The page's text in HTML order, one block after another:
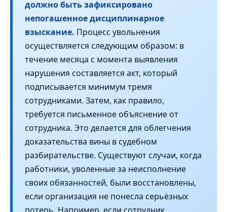
должно быть зафиксировано
непогашенное дисциплинарное
взыскание. Процесс увольнения
осуществляется следующим образом: в
течение месяца с момента выявления
нарушения составляется акт, который
подписывается минимум тремя
сотрудниками. Затем, как правило,
требуется письменное объяснение от
сотрудника. Это делается для облегчения
доказательства вины в судебном
разбирательстве. Существуют случаи, когда
работники, уволенные за неисполнение
своих обязанностей, были восстановлены,
если организация не понесла серьёзных